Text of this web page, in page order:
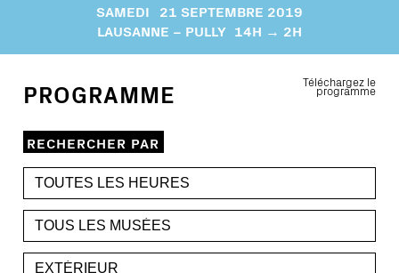
SAMEDI 21 SEPTEMBRE 2019
LAUSANNE – PULLY 14H → 2H
PROGRAMME Téléchargez le
programme
RECHERCHER PAR